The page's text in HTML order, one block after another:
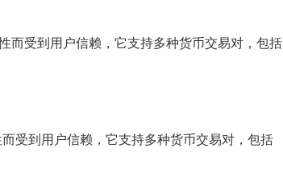
而受到用户信赖，它支持多种货币交易对，包括
受到用户信赖，它支持多种货币交易对，包括